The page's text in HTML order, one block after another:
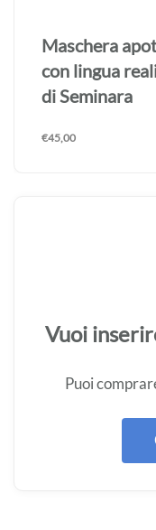
Maschera
con lingua
di Seminara
€45,00
Vuoi
Puoi